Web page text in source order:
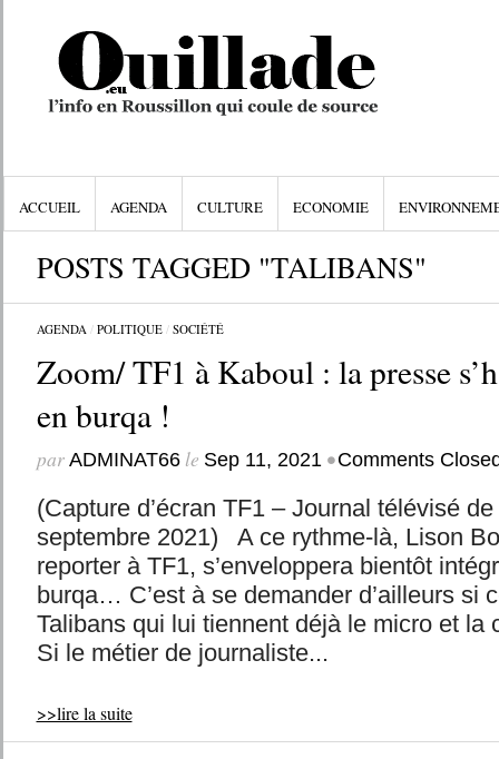
ACCUEIL AGENDA CULTURE ECONOMIE
POSTS TAGGED "TALIBANS"
AGENDA/ POLITIQUE/ SOCIÉTÉ
Zoom/ TF1 à Kaboul : la presse
en burqa !
par ADMINAT66le Sep 11, 2021 •Comments
(Capture d’écran TF1 – Journal télévisé
septembre 2021) A ce rythme-là, Lison
reporter à TF1, s’enveloppera bientôt
burqa… C’est à se demander d’ailleurs si
Talibans qui lui tiennent déjà le micro et la
Si le métier de journaliste...
>>lire la suite